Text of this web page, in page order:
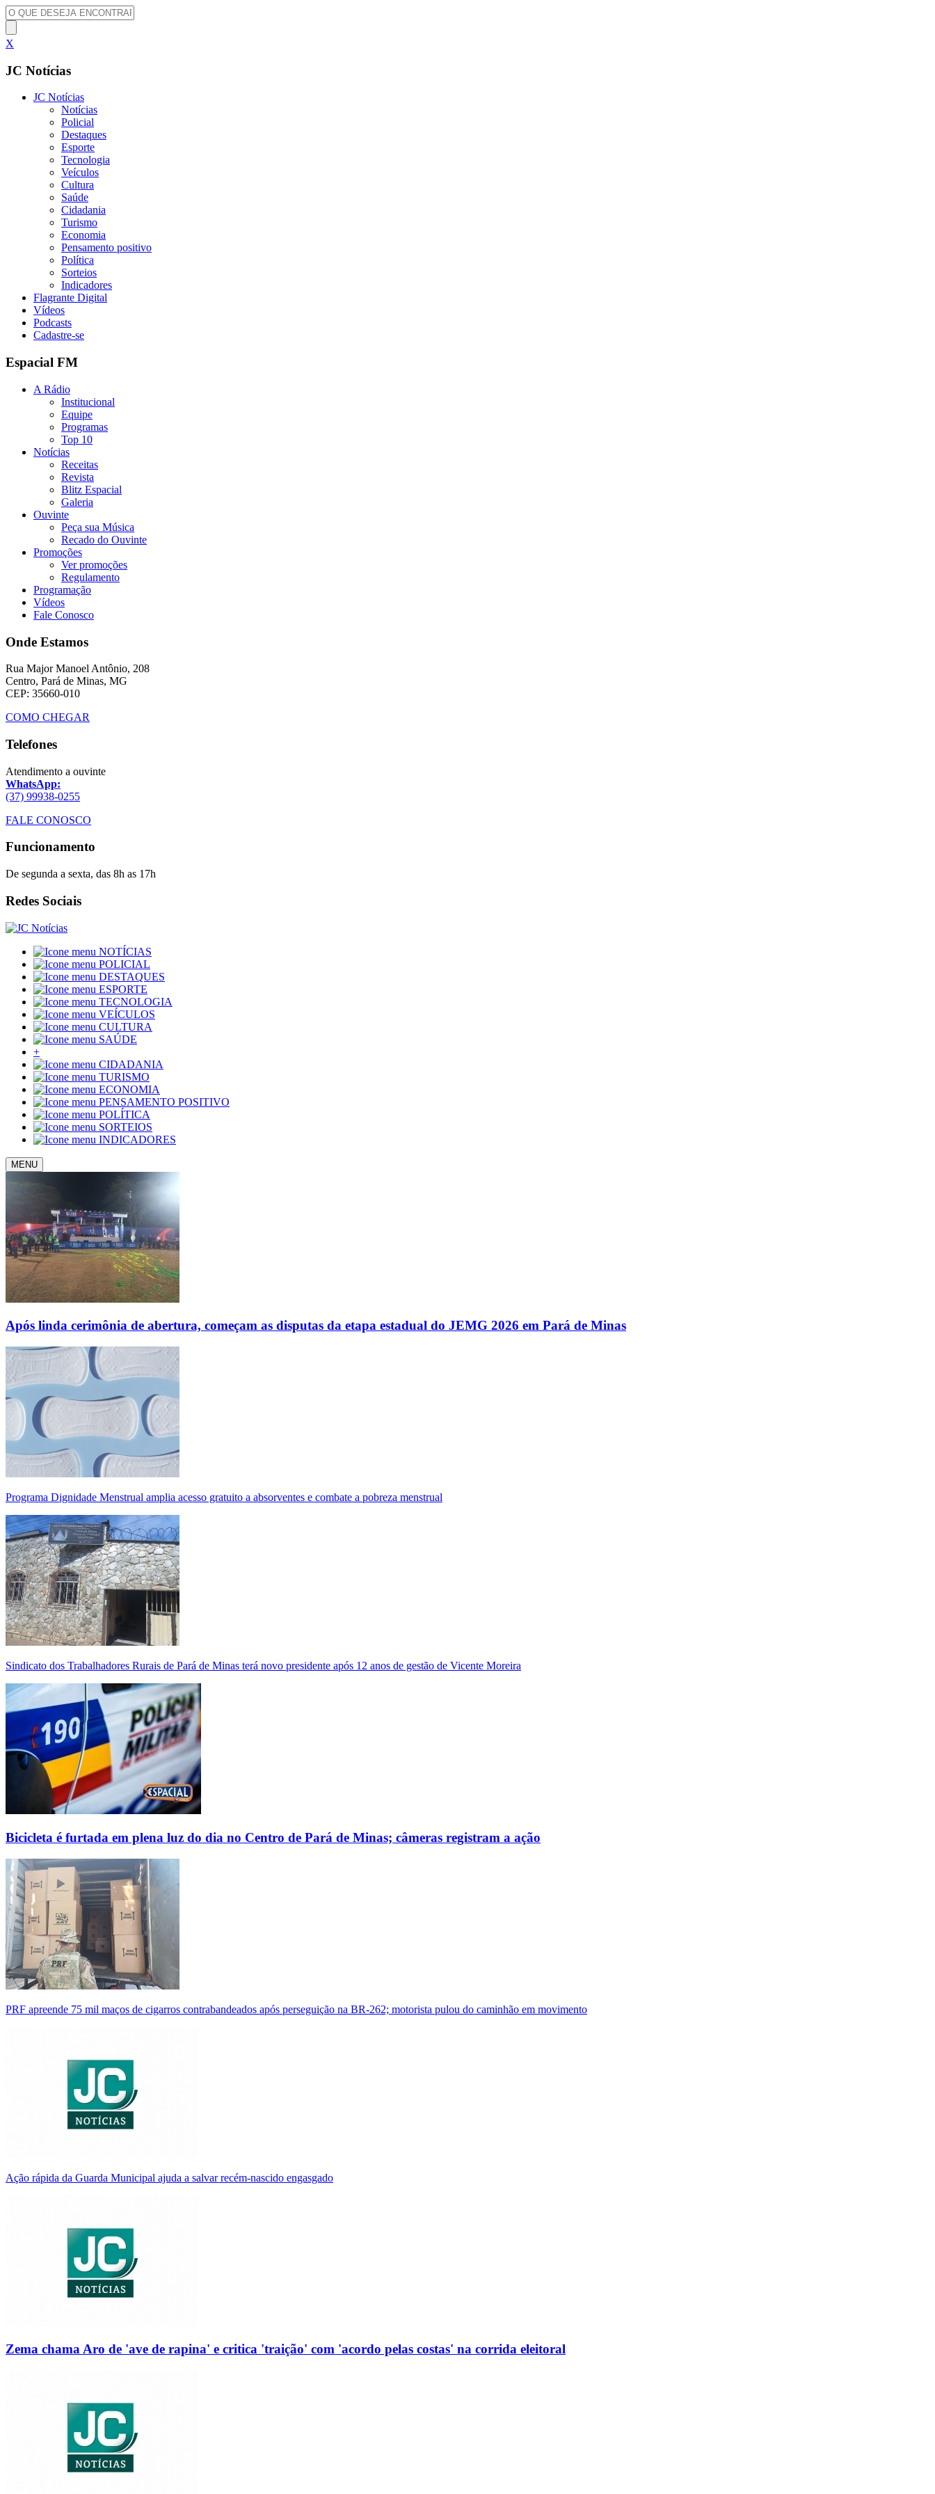
X
JC Notícias
JC Notícias
Notícias
Policial
Destaques
Esporte
Tecnologia
Veículos
Cultura
Saúde
Cidadania
Turismo
Economia
Pensamento positivo
Política
Sorteios
Indicadores
Flagrante Digital
Vídeos
Podcasts
Cadastre-se
Espacial FM
A Rádio
Institucional
Equipe
Programas
Top 10
Notícias
Receitas
Revista
Blitz Espacial
Galeria
Ouvinte
Peça sua Música
Recado do Ouvinte
Promoções
Ver promoções
Regulamento
Programação
Vídeos
Fale Conosco
Onde Estamos
Rua Major Manoel Antônio, 208
Centro, Pará de Minas, MG
CEP: 35660-010
COMO CHEGAR
Telefones
Atendimento a ouvinte
WhatsApp:
(37) 99938-0255
FALE CONOSCO
Funcionamento
De segunda a sexta, das 8h as 17h
Redes Sociais
NOTÍCIAS
POLICIAL
DESTAQUES
ESPORTE
TECNOLOGIA
VEÍCULOS
CULTURA
SAÚDE
+
CIDADANIA
TURISMO
ECONOMIA
PENSAMENTO POSITIVO
POLÍTICA
SORTEIOS
INDICADORES
MENU
Após linda cerimônia de abertura, começam as disputas da etapa estadual do JEMG 2026 em Pará de Minas
Programa Dignidade Menstrual amplia acesso gratuito a absorventes e combate a pobreza menstrual
Sindicato dos Trabalhadores Rurais de Pará de Minas terá novo presidente após 12 anos de gestão de Vicente Moreira
Bicicleta é furtada em plena luz do dia no Centro de Pará de Minas; câmeras registram a ação
PRF apreende 75 mil maços de cigarros contrabandeados após perseguição na BR-262; motorista pulou do caminhão em movimento
Ação rápida da Guarda Municipal ajuda a salvar recém-nascido engasgado
Zema chama Aro de 'ave de rapina' e critica 'traição' com 'acordo pelas costas' na corrida eleitoral